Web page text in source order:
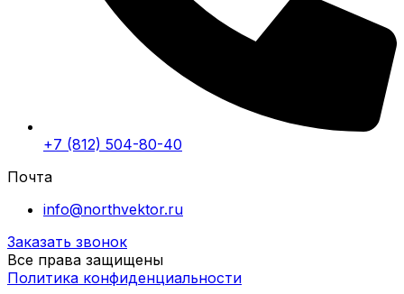
+7 (812) 504-80-40
Почта
info@northvektor.ru
Заказать звонок
Все права защищены
Политика конфиденциальности